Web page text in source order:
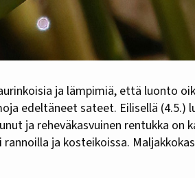
edeltäneet sateet. Eilisellä (4.5.)
ja reheväkasvuinen rentukka on
ja kosteikoissa.